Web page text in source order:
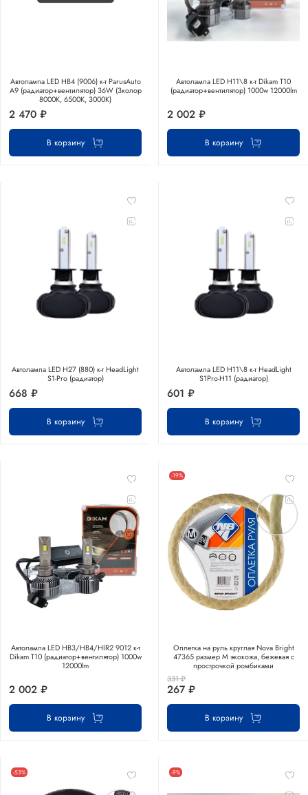
Автолампа LED НB4 (9006) к-т ParusAuto
A9 (радиатор+вентилятор) 36W (3колор
8000К, 6500К, 3000К)
2 470 ₽
В корзину
Автолампа LED Н11\8 к-т Dikam T10
(радиатор+вентилятор) 1000w 12000lm
2 002 ₽
В корзину
Автолампа LED Н27 (880) к-т HeadLight
S1-Pro (радиатор)
668 ₽
В корзину
Автолампа LED Н11\8 к-т HeadLight
S1Pro-H11 (радиатор)
601 ₽
В корзину
Автолампа LED НB3/HB4/HIR2 9012 к-т
Dikam T10 (радиатор+вентилятор) 1000w
12000lm
2 002 ₽
В корзину
-19%
Оплетка на руль круглая Nova Bright
47365 размер М экокожа, бежевая с
прострочкой ромбиками
331 ₽
267 ₽
В корзину
-53% -9%